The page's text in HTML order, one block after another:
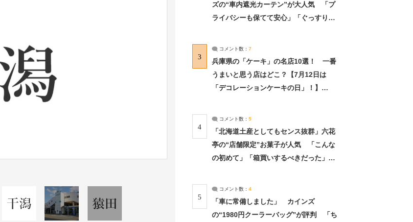
ズの“車内遮光カーテン”が大人気 「プ
ライバシーも保てて安心」「ぐっすり眠
3
コメント数： 7
兵庫県の「ケーキ」の名店10選！ 一番
うまいと思う店はどこ？【7月12日は
「デコレーションケーキの日」！】
4
コメント数： 5
「北海道土産としてもセンス抜群」六花
亭の“店舗限定”お菓子が人気 「こんな
の初めて」「箱買いするべきだった」
5
コメント数： 4
「車に常備しました」 カインズ
の“1980円クーラーバッグ”が評判 「ち